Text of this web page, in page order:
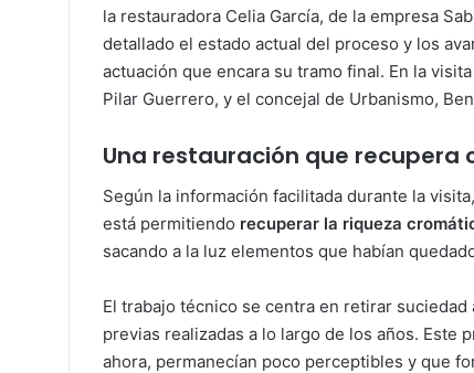
la restauradora Celia García, de la empresa
detallado el estado actual del proceso y los
actuación que encara su tramo final. En la
Pilar Guerrero, y el concejal de Urbanismo,
Una restauración que recupera
Según la información facilitada durante la
está permitiendo recuperar la riqueza
sacando a la luz elementos que habían
El trabajo técnico se centra en retirar
previas realizadas a lo largo de los años. Este
ahora, permanecían poco perceptibles y que